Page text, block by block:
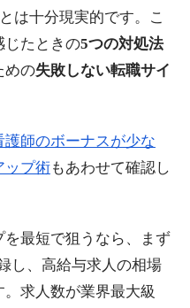
は十分現実的です。こ
じたときの5つの対処法
めの失敗しない転職サイ
護師のボーナスが少な
ップ術もあわせて確認し
最短で狙うなら、まず
し、高給与求人の相場
求人数が業界最大級